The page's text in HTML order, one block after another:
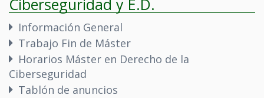
Ciberseguridad y E.D.
Información General
Trabajo Fin de Máster
Horarios Máster en Derecho de la
Ciberseguridad
Tablón de anuncios